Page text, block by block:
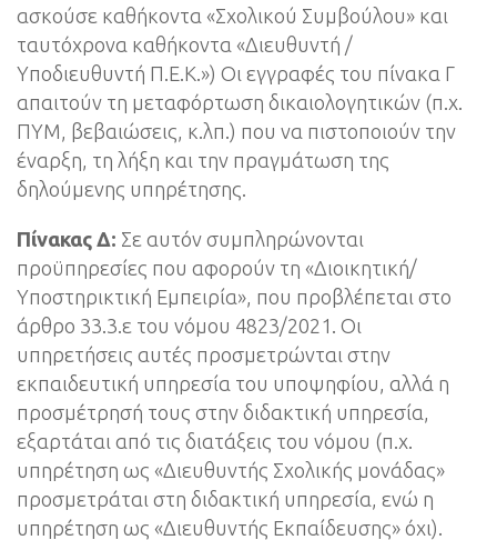
ασκούσε καθήκοντα «Σχολικού Συμβούλου» και
ταυτόχρονα καθήκοντα «Διευθυντή /
Υποδιευθυντή Π.Ε.Κ.») Οι εγγραφές του πίνακα Γ
απαιτούν τη μεταφόρτωση δικαιολογητικών (π.χ.
ΠΥΜ, βεβαιώσεις, κ.λπ.) που να πιστοποιούν την
έναρξη, τη λήξη και την πραγμάτωση της
δηλούμενης υπηρέτησης.
Πίνακας Δ: Σε αυτόν συμπληρώνονται
προϋπηρεσίες που αφορούν τη «Διοικητική/
Υποστηρικτική Εμπειρία», που προβλέπεται στο
άρθρο 33.3.ε του νόμου 4823/2021. Οι
υπηρετήσεις αυτές προσμετρώνται στην
εκπαιδευτική υπηρεσία του υποψηφίου, αλλά η
προσμέτρησή τους στην διδακτική υπηρεσία,
εξαρτάται από τις διατάξεις του νόμου (π.χ.
υπηρέτηση ως «Διευθυντής Σχολικής μονάδας»
προσμετράται στη διδακτική υπηρεσία, ενώ η
υπηρέτηση ως «Διευθυντής Εκπαίδευσης» όχι).